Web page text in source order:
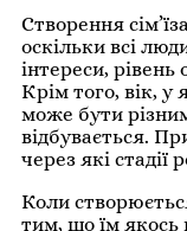
Створення
оскільки всі
інтереси, рівень
Крім того, вік,
може бути
відбувається.
через які стадії
Коли
тим, що їм якось